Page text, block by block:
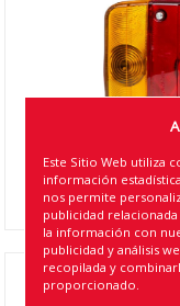
KIT
Este Sitio Web utiliza
información
nos permite
publicidad
la información con
publicidad y análisis
recopilada y
proporcionado.